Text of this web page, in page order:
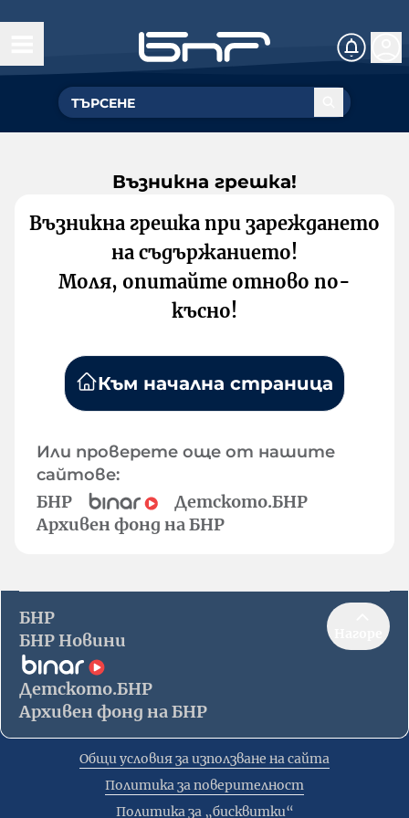
Възникна грешка!
Възникна грешка при зареждането
на съдържанието!
Моля, опитайте отново по-
късно!
Към начална страница
Или проверете още от нашите
сайтове:
БНР
Детското.БНР
Архивен фонд на БНР
БНР
БНР Новини
Детското.БНР
Архивен фонд на БНР
Общи условия за използване на сайта
Политика за поверителност
Политика за „бисквитки“